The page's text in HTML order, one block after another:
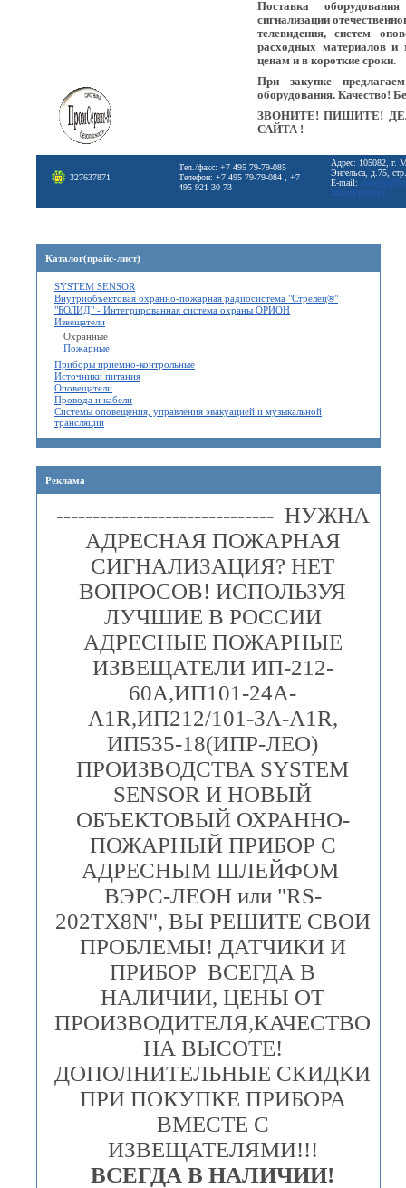
Поставка
сигнализации
телевидения, систем
расходных материалов и
ценам и в короткие сроки.
При закупке
оборудования. Качество!
ЗВОНИТЕ! ПИШИТЕ!
САЙТА !
327637871
Тел./факс: +7 495 79-79-085
Телефон: +7 495 79-79-084 , +7
495 921-30-73
Адрес: 105082, г.
Энгельса, д.75,
E-mail:
zakaz@ps99.ru
Каталог(прайс-лист)
SYSTEM SENSOR
Внутриобъектовая охранно-пожарная радиосистема "Стрелец®"
"БОЛИД" - Интегрированная система охраны ОРИОН
Извещатели
Охранные
Пожарные
Приборы приемно-контрольные
Источники питания
Оповещатели
Провода и кабели
Системы оповещения, управления эвакуацией и музыкальной
трансляции
Реклама
------------------------------ НУЖНА
АДРЕСНАЯ ПОЖАРНАЯ
СИГНАЛИЗАЦИЯ? НЕТ
ВОПРОСОВ! ИСПОЛЬЗУЯ
ЛУЧШИЕ В РОССИИ
АДРЕСНЫЕ ПОЖАРНЫЕ
ИЗВЕЩАТЕЛИ ИП-212-
60А,ИП101-24А-
A1R,ИП212/101-3А-A1R,
ИП535-18(ИПР-ЛЕО)
ПРОИЗВОДСТВА SYSTEM
SENSOR И НОВЫЙ
ОБЪЕКТОВЫЙ ОХРАННО-
ПОЖАРНЫЙ ПРИБОР С
АДРЕСНЫМ ШЛЕЙФОМ
ВЭРС-ЛЕОН или "RS-
202TX8N", ВЫ РЕШИТЕ СВОИ
ПРОБЛЕМЫ! ДАТЧИКИ И
ПРИБОР ВСЕГДА В
НАЛИЧИИ, ЦЕНЫ ОТ
ПРОИЗВОДИТЕЛЯ,КАЧЕСТВО
НА ВЫСОТЕ!
ДОПОЛНИТЕЛЬНЫЕ СКИДКИ
ПРИ ПОКУПКЕ ПРИБОРА
ВМЕСТЕ С
ИЗВЕЩАТЕЛЯМИ!!!
ВСЕГДА В НАЛИЧИИ!